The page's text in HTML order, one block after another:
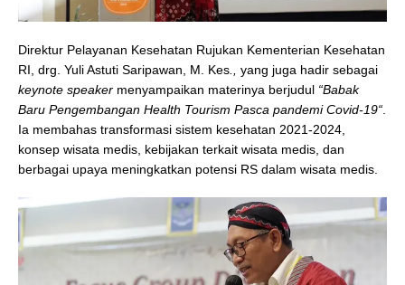
Direktur Pelayanan Kesehatan Rujukan Kementerian Kesehatan
RI, drg. Yuli Astuti Saripawan, M. Kes., yang juga hadir sebagai
keynote speaker menyampaikan materinya berjudul “Babak
Baru Pengembangan Health Tourism Pasca pandemi Covid-19“.
Ia membahas transformasi sistem kesehatan 2021-2024,
konsep wisata medis, kebijakan terkait wisata medis, dan
berbagai upaya meningkatkan potensi RS dalam wisata medis.